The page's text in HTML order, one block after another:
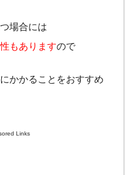
場合には
もありますので
かかることをおすすめ
Links